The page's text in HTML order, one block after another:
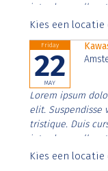
interdum nulla,
Aenean faucibus
Kies een
Friday
22
MAY
Lorem ipsum
elit. Suspendisse
tristique. Duis
interdum nulla,
Aenean faucibus
Kies een